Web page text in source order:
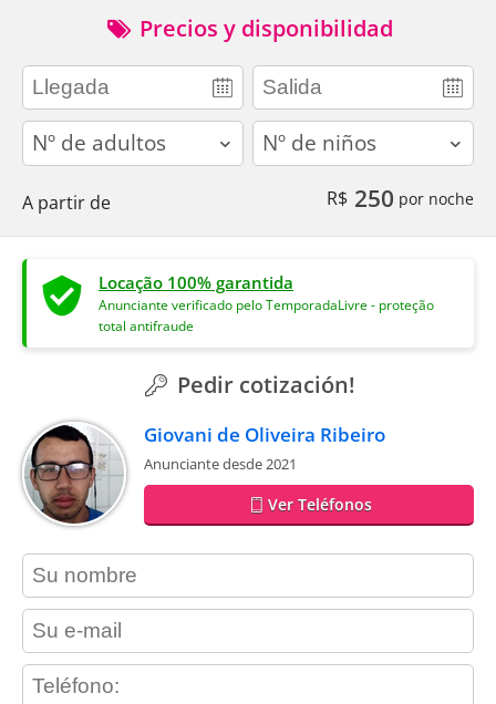
Precios y disponibilidad
adults children
A partir de R$ 250 por noche
Locação 100% garantida
Anunciante verificado pelo TemporadaLivre - proteção
total antifraude
Pedir cotización!
Giovani de Oliveira Ribeiro
Anunciante desde 2021
Ver Teléfonos
contact_name
contact_email
contact_phone